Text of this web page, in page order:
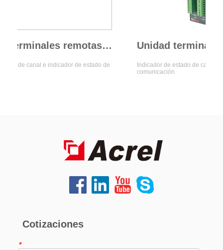
Unidades terminales remotas de la serie ARTU100
canal e indicador de estado de
Indicador de estado de canal e
comunicación
Cotizaciones
*